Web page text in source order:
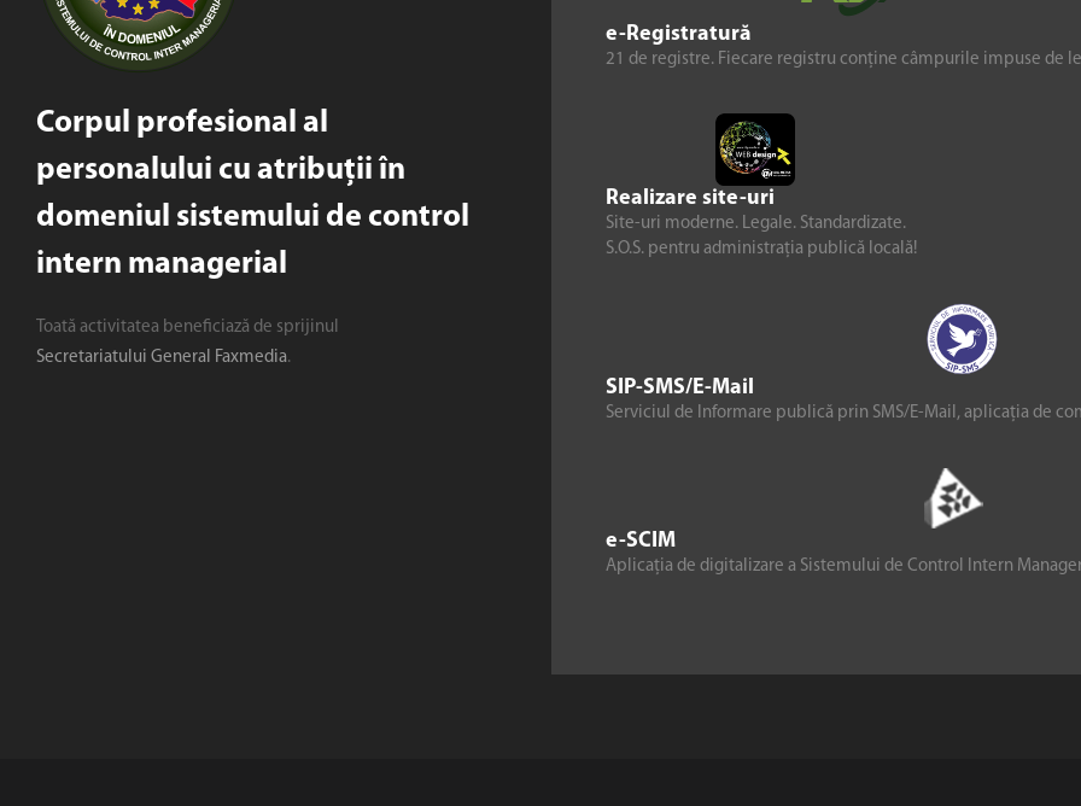
Corpul profesional al
personalului cu atribuții în
domeniul sistemului de control
intern managerial
Toată activitatea beneficiază de sprijinul
Secretariatului General Faxmedia.
e-Registratură
21 de registre. Fiecare registru conține câmpurile impuse de
Realizare site-uri
Site-uri moderne. Legale. Standardizate.
S.O.S. pentru administrația publică locală!
SIP-SMS/E-Mail
Serviciul de Informare publică prin SMS/E-Mail, aplicația de
e-SCIM
Aplicația de digitalizare a Sistemului de Control Intern